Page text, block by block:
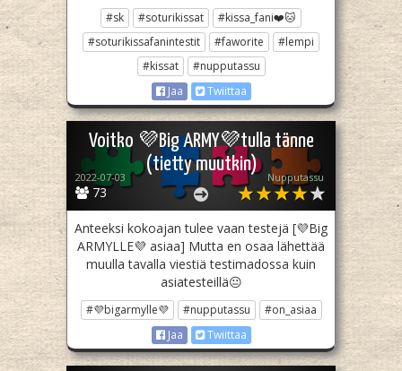
#sk #soturikissat
#kissa_fani❤️🐱
#soturikissafanintestit
#faworite
#lempi
#kissat
#nupputassu
Jaa
Twiittaa
Voitko 💜Big ARMY💜tulla tänne
(tietty muutkin)
73
2022-07-03 Nupputassu
Anteeksi kokoajan tulee vaan testejä [💜Big
ARMYLLE💜 asiaa] Mutta en osaa lähettää
muulla tavalla viestiä testimadossa kuin
asiatesteillä😐
#💜bigarmylle💜 #nupputassu
#on_asiaa
Jaa
Twiittaa